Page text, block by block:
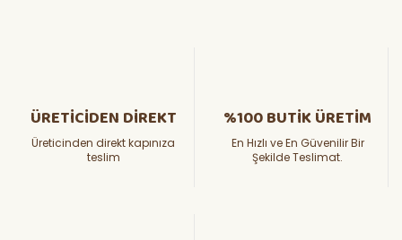
ÜRETİCİDEN DİREKT
Üreticinden direkt kapınıza
teslim
%100 BUTİK ÜRETİM
En Hızlı ve En Güvenilir Bir
Şekilde Teslimat.